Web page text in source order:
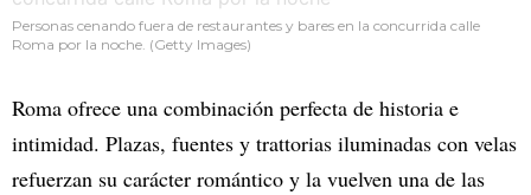
Personas cenando fuera de restaurantes y bares en la concurrida calle
Roma por la noche. (Getty Images)
Roma ofrece una combinación perfecta de historia e
intimidad. Plazas, fuentes y trattorias iluminadas con velas
refuerzan su carácter romántico y la vuelven una de las